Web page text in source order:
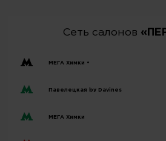
Сеть салонов
МЕГА Химки •
Павелецкая by Davines
МЕГА Химки